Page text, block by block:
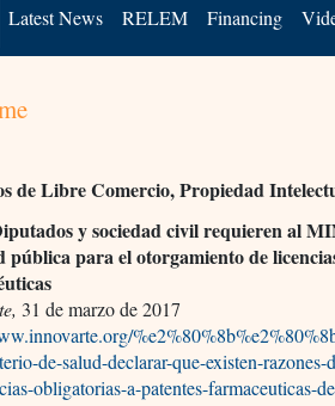
Latest News RELEM Financing
de Libre Comercio, Propiedad
y sociedad civil requieren al
pública para el otorgamiento de
31 de marzo de 2017
de-salud-declarar-que-existen-
obligatorias-a-patentes-farmaceuticas-